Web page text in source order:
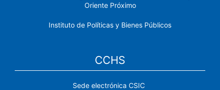
Oriente Próximo
Instituto de Políticas y Bienes Públicos
CCHS
Sede electrónica CSIC